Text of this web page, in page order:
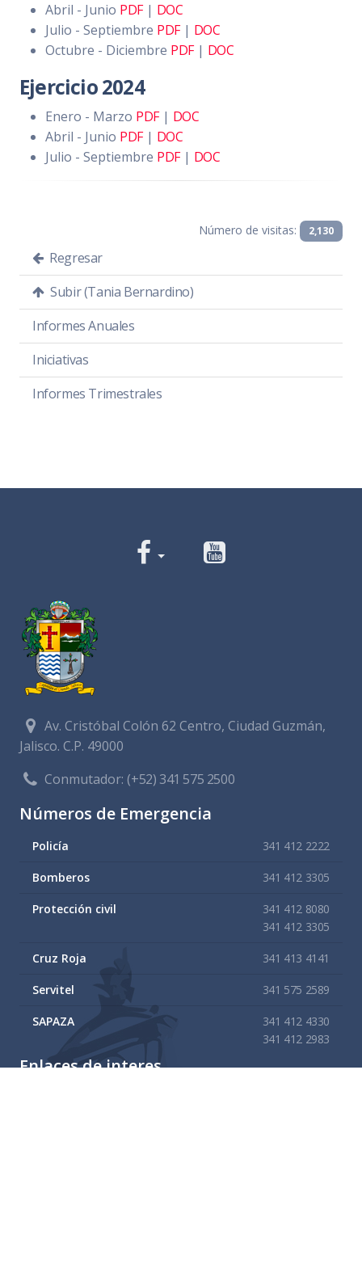
Abril - Junio PDF| DOC
Julio - Septiembre PDF| DOC
Octubre - Diciembre PDF| DOC
Ejercicio 2024
Enero - Marzo PDF| DOC
Abril - Junio PDF| DOC
Julio - Septiembre PDF| DOC
Número de visitas: 2,130
Regresar
Subir (Tania Bernardino)
Informes Anuales
Iniciativas
Informes Trimestrales
Av. Cristóbal Colón 62 Centro, Ciudad Guzmán,
Jalisco. C.P. 49000
Conmutador:(+52) 341 575 2500
Números de Emergencia
Policía 341 412 2222
Bomberos 341 412 3305
Protección civil
341 412 8080
341 412 3305
Cruz Roja 341 413 4141
Servitel 341 575 2589
SAPAZA
341 412 4330
341 412 2983
Enlaces de interes